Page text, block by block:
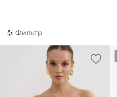
Фильтр